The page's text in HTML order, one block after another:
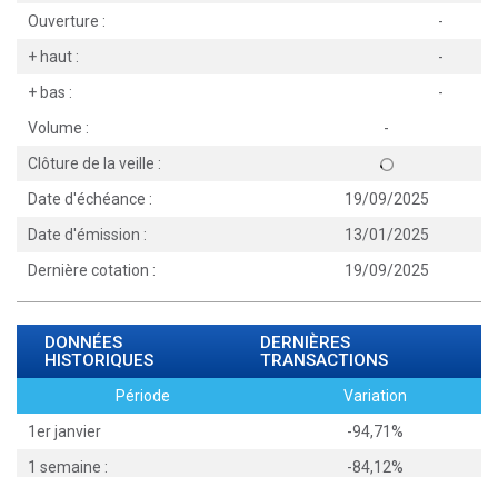
Ouverture :
-
+ haut :
-
+ bas :
-
Volume :
-
Clôture de la veille :
Date d'échéance :
19/09/2025
Date d'émission :
13/01/2025
Dernière cotation :
19/09/2025
DONNÉES
HISTORIQUES
DERNIÈRES
TRANSACTIONS
Période
Variation
1er janvier
-94,71%
1 semaine :
-84,12%